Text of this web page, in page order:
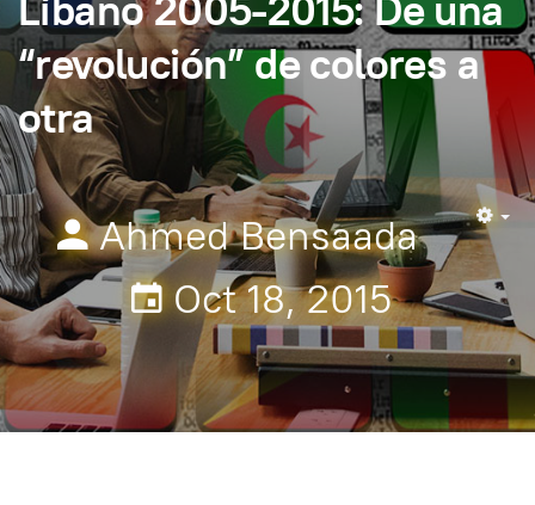
“revolución” de colores a
otra
Ahmed Bensaada
Oct 18, 2015